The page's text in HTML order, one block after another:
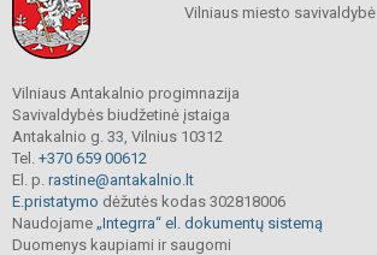
Vilniaus miesto savivaldybė
Vilniaus Antakalnio progimnazija
Savivaldybės biudžetinė įstaiga
Antakalnio g. 33, Vilnius 10312
Tel. +370 659 00612
El. p. rastine@antakalnio.lt
E.pristatymo dėžutės kodas 302818006
Naudojame „Integrra“ el. dokumentų sistemą
Duomenys kaupiami ir saugomi